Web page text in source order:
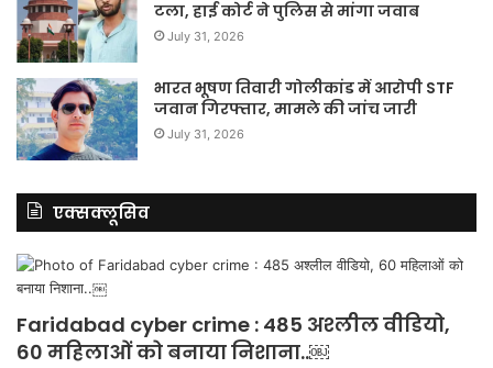
टला, हाई कोर्ट ने पुलिस से मांगा जवाब
July 31, 2026
भारत भूषण तिवारी गोलीकांड में आरोपी STF
जवान गिरफ्तार, मामले की जांच जारी
July 31, 2026
एक्सक्लूसिव
Faridabad cyber crime : 485 अश्लील वीडियो,
60 महिलाओं को बनाया निशाना..￼